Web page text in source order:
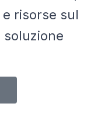
risorse sul
soluzione